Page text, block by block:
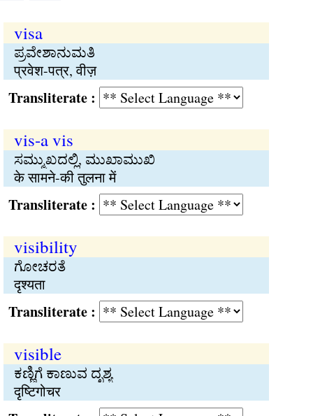
visa
ಪ್ರವೇಶಾನುಮತಿ
प्रवेश-पत्र, वीज़
:
vis-a vis
ಸಮ್ಮುಖದಲ್ಲಿ, ಮುಖಾಮುಖಿ
के सामने-की तुलना में
:
visibility
ಗೋಚರತೆ
दृश्यता
:
visible
ಕಣ್ಣಿಗೆ ಕಾಣುವ ದೃಶ್ಯ
दृष्टिगोचर